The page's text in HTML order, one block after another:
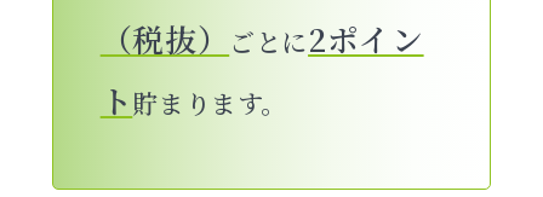
（税抜）
ごとに2ポイン
ト 貯まります。